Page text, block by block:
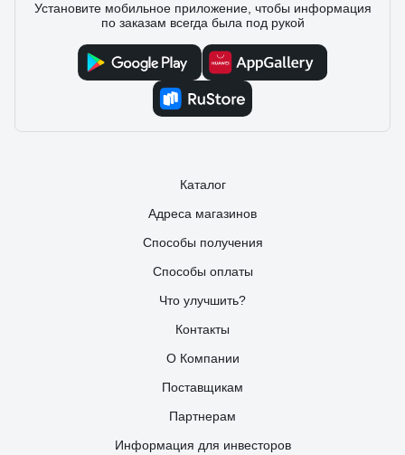
Установите мобильное приложение, чтобы информация
по заказам всегда была под рукой
Каталог
Адреса магазинов
Способы получения
Способы оплаты
Что улучшить?
Контакты
О Компании
Поставщикам
Партнерам
Информация для инвесторов